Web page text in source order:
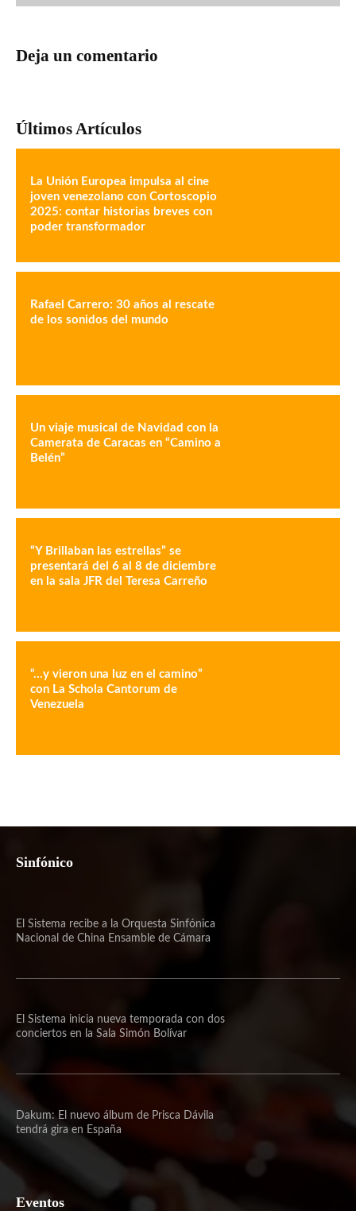
Deja un comentario
Últimos Artículos
La Unión Europea impulsa al cine
joven venezolano con Cortoscopio
2025: contar historias breves con
poder transformador
Rafael Carrero: 30 años al rescate
de los sonidos del mundo
Un viaje musical de Navidad con la
Camerata de Caracas en “Camino a
Belén”
“Y Brillaban las estrellas” se
presentará del 6 al 8 de diciembre
en la sala JFR del Teresa Carreño
“…y vieron una luz en el camino”
con La Schola Cantorum de
Venezuela
Sinfónico
El Sistema recibe a la Orquesta Sinfónica
Nacional de China Ensamble de Cámara
El Sistema inicia nueva temporada con dos
conciertos en la Sala Simón Bolívar
Dakum: El nuevo álbum de Prisca Dávila
tendrá gira en España
Eventos